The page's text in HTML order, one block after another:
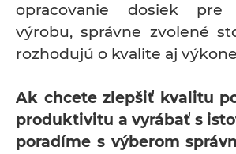
opracovanie dosiek pre
výrobu, správne zvolené
rozhodujú o kvalite aj
Ak chcete zlepšiť kvalitu
produktivitu a vyrábať s
poradíme s výberom